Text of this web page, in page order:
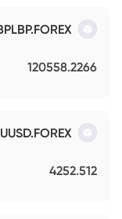
120558.2266
4252.512